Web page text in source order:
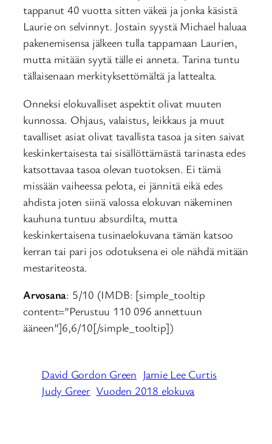
tappanut 40 vuotta sitten väkeä ja jonka käsistä
Laurie on selvinnyt. Jostain syystä Michael haluaa
pakenemisensa jälkeen tulla tappamaan Laurien,
mutta mitään syytä tälle ei anneta. Tarina tuntu
tällaisenaan merkityksettömältä ja lattealta.
Onneksi elokuvalliset aspektit olivat muuten
kunnossa. Ohjaus, valaistus, leikkaus ja muut
tavalliset asiat olivat tavallista tasoa ja siten saivat
keskinkertaisesta tai sisällöttämästä tarinasta edes
katsottavaa tasoa olevan tuotoksen. Ei tämä
missään vaiheessa pelota, ei jännitä eikä edes
ahdista joten siinä valossa elokuvan näkeminen
kauhuna tuntuu absurdilta, mutta
keskinkertaisena tusinaelokuvana tämän katsoo
kerran tai pari jos odotuksena ei ole nähdä mitään
mestariteosta.
Arvosana: 5/10 (IMDB: [simple_tooltip
content=”Perustuu 110 096 annettuun
ääneen”]6,6/10[/simple_tooltip])
David Gordon Green Jamie Lee Curtis
Judy Greer Vuoden 2018 elokuva